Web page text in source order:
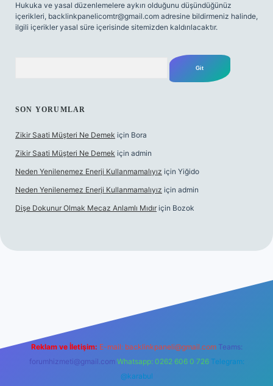
Hukuka ve yasal düzenlemelere aykırı olduğunu düşündüğünüz
içerikleri, backlinkpanelicomtr@gmail.com adresine bildirmeniz halinde,
ilgili içerikler yasal süre içerisinde sitemizden kaldırılacaktır.
SON YORUMLAR
Zikir Saati Müşteri Ne Demek için Bora
Zikir Saati Müşteri Ne Demek için admin
Neden Yenilenemez Enerji Kullanmamalıyız için Yiğido
Neden Yenilenemez Enerji Kullanmamalıyız için admin
Dişe Dokunur Olmak Mecaz Anlamlı Mıdır için Bozok
Reklam ve İletişim: E-mail: backlinkpaneli@gmail.com Teams:
forumhizmeti@gmail.com Whatsapp: 0262 606 0 726 Telegram:
@karabul